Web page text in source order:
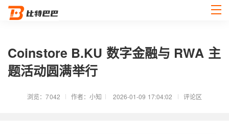
Coinstore B.KU 数字金融与 RWA 主
题活动圆满举行
浏览：7042 作者：小知 2026-01-09 17:04:02 评论区